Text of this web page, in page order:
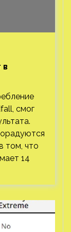
в
смог
том, что
14